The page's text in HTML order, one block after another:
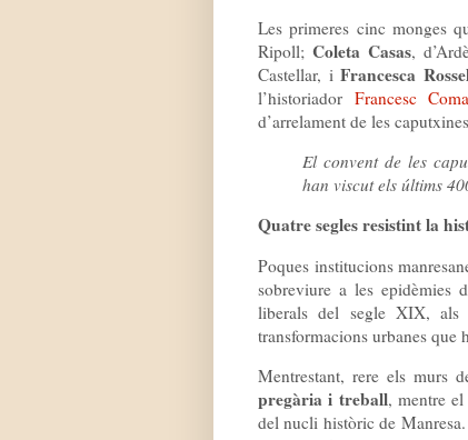
Les primeres cinc monges
Ripoll; Coleta Casas,
Castellar, iFrancesca
l’historiador Francesc
d’arrelament de les
El convent de les
han viscut els últims
Quatre segles resistint la
Poques institucions
sobreviure a les epidèmies
liberals del segle XIX, als
transformacions urbanes que
Mentrestant, rere els murs
pregària i treball, mentre el
del nucli històric de